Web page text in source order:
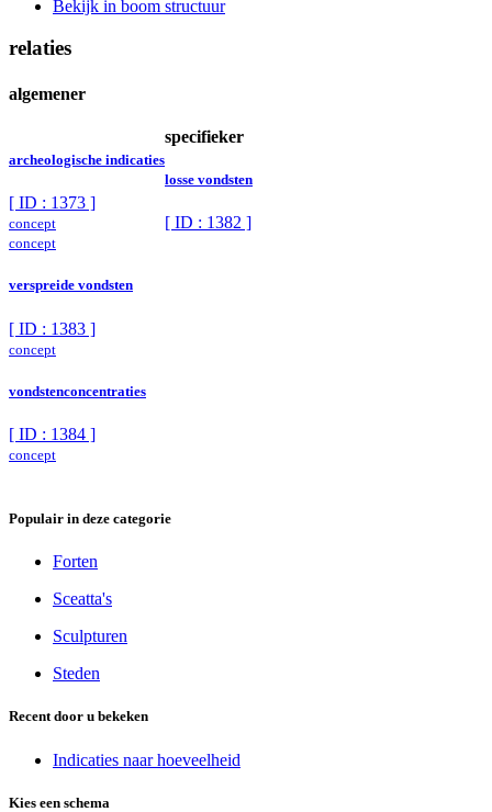
Bekijk in boom structuur
relaties
algemener
archeologische indicaties
[ ID : 1373 ]
concept
specifieker
losse vondsten
[ ID : 1382 ]
concept
verspreide vondsten
[ ID : 1383 ]
concept
vondstenconcentraties
[ ID : 1384 ]
concept
Populair in deze categorie
Forten
Sceatta's
Sculpturen
Steden
Recent door u bekeken
Indicaties naar hoeveelheid
Kies een schema